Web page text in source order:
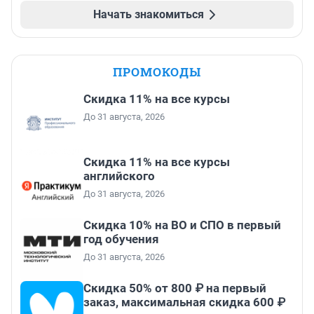
Начать знакомиться
ПРОМОКОДЫ
Скидка 11% на все курсы
До 31 августа, 2026
Скидка 11% на все курсы
английского
До 31 августа, 2026
Скидка 10% на ВО и СПО в первый
год обучения
До 31 августа, 2026
Скидка 50% от 800 ₽ на первый
заказ, максимальная скидка 600 ₽